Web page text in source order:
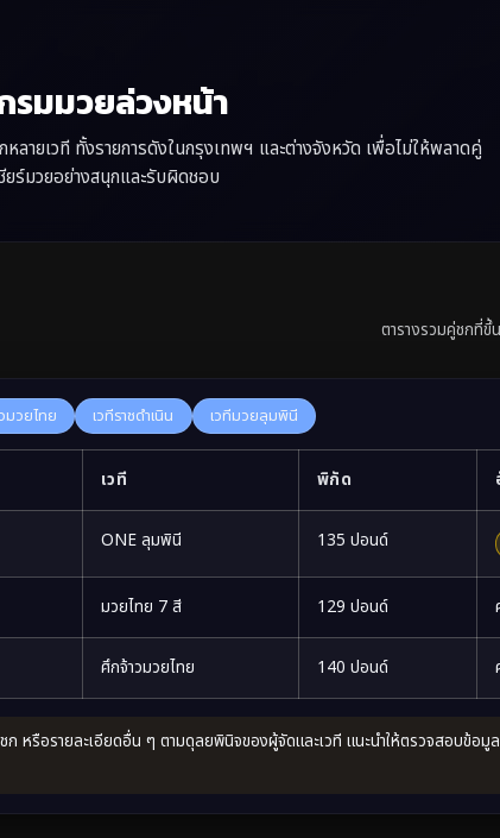
รมมวยล่วงหน้า
ลายเวที ทั้งรายการดังในกรุงเทพฯ และต่างจังหวัด เพื่อไม่ให้พลาดคู่
ร์มวยอย่างสนุกและรับผิดชอบ
ตารางรวมคู่ชกที่ขึ้
มวยไทย เวทีราชดำเนิน เวทีมวยลุมพินี
เวที พิกัด
ONE ลุมพินี 135 ปอนด์
มวยไทย 7 สี 129 ปอนด์
ศึกจ้าวมวยไทย 140 ปอนด์
ก หรือรายละเอียดอื่น ๆ ตามดุลยพินิจของผู้จัดและเวที แนะนำให้ตรวจสอบข้อ